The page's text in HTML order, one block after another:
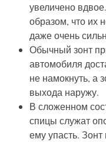
увеличено
образом, что их
даже очень
Обычный зонт
автомобиля
не намокнуть, а
выхода наружу.
В сложенном
спицы служат
ему упасть.